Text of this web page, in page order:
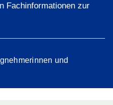
Fachinformationen zur
und